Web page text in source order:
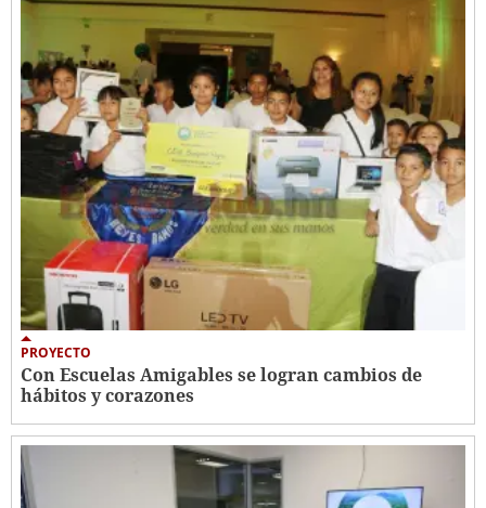
PROYECTO
Con Escuelas Amigables se logran cambios de
hábitos y corazones